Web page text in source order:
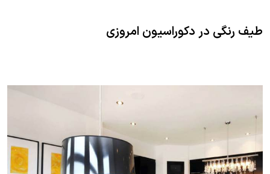
طیف رنگی در دکوراسیون امروزی